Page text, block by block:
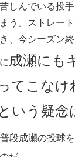
しんでいる投
う。ストレー
、今シーズン
成瀬にも
てこなけ
いう疑念
段成瀬の投球